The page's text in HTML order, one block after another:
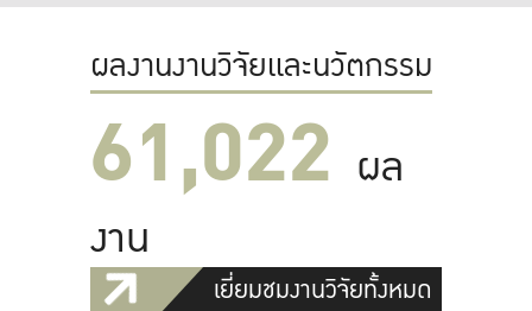
ผลงานงานวิจัยและนวัตกรรม
61,022 ผล
งาน
เยี่ยมชมงานวิจัยทั้งหมด